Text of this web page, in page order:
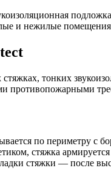
и нежилые
тонких
по периметру с
стяжка армируется
стяжки — после